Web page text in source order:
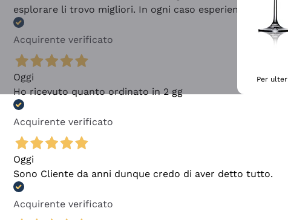
esplorare li trovo migliori. In ogni caso esperienza buona
Acquirente verificato
Oggi
Ho ricevuto quanto ordinato in 2 gg
Acquirente verificato
Oggi
Sono Cliente da anni dunque credo di aver detto tutto.
Acquirente verificato
Per